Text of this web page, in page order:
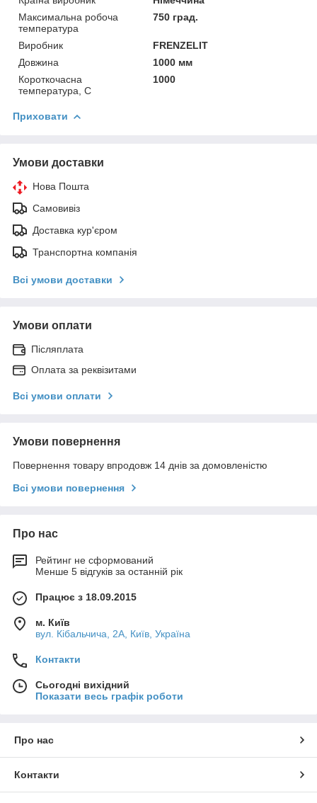
Максимальна робоча
температура
750 град.
Виробник
FRENZELIT
Довжина
1000 мм
Короткочасна
температура, С
1000
Приховати
Умови доставки
Нова Пошта
Самовивіз
Доставка кур'єром
Транспортна компанія
Всі умови доставки
Умови оплати
Післяплата
Оплата за реквізитами
Всі умови оплати
Умови повернення
Повернення товару впродовж 14 днів за домовленістю
Всі умови повернення
Про нас
Рейтинг не сформований
Менше 5 відгуків за останній рік
Працює з 18.09.2015
м. Київ
вул. Кібальчича, 2А, Київ, Україна
Контакти
Сьогодні вихідний
Показати весь графік роботи
Про нас
Контакти